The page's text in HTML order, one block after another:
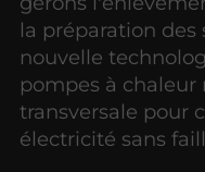
la préparation
nouvelle
pompes à chaleur
transversale pour
électricité sans